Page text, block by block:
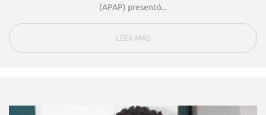
(APAP) presentó...
LEER MÁS